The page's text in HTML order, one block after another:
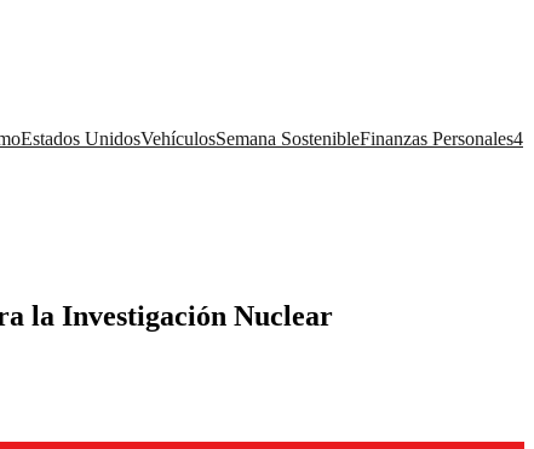
Estados UnidosVehículosSemana SostenibleFinanzas Personales4
la Investigación Nuclear